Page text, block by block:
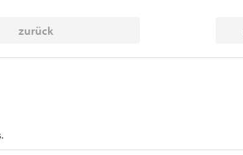
zurück